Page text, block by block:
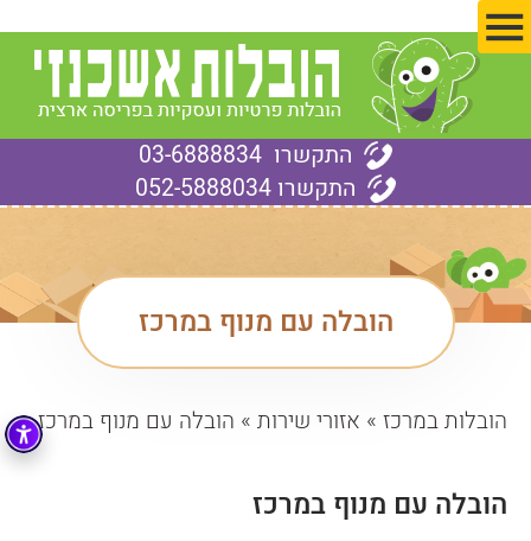
ד
התקשרו 03-6888834
התקשרו 052-5888034
הובלה עם מנוף במרכז
הובלות במרכז » אזורי שירות » הובלה עם מנוף במרכז
הובלה עם מנוף במרכז